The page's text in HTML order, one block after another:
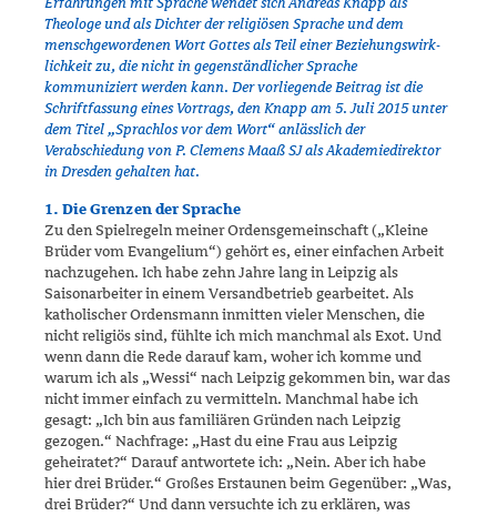
Theologe und als Dichter der religi­ösen Spra­che und dem
menschgewordenen Wort Gottes als Teil einer Bezie­hungswirk­
lichkeit zu, die nicht in gegenständlicher Sprache
kommuniziert werden kann. Der vorliegende Beitrag ist die
Schriftfassung eines Vortrags, den Knapp am 5. Juli 2015 unter
dem Titel „Sprachlos vor dem Wort“ anläss­lich der
Verabschiedung von P. Clemens Maaß SJ als Akademiedirektor
in Dresden gehalten hat.
1. Die Grenzen der Sprache
Zu den Spielregeln meiner Ordensgemeinschaft („Kleine
Brüder vom Evan­gelium“) gehört es, einer einfachen Arbeit
nachzugehen. Ich habe zehn Jahre lang in Leipzig als
Saisonarbeiter in einem Versandbetrieb gearbeitet. Als
katholischer Ordensmann inmitten vieler Menschen, die
nicht religiös sind, fühlte ich mich manchmal als Exot. Und
wenn dann die Rede darauf kam, woher ich komme und
warum ich als „Wessi“ nach Leipzig gekommen bin, war das
nicht immer einfach zu vermitteln. Manch­mal habe ich
gesagt: „Ich bin aus familiären Gründen nach Leip­zig
gezogen.“ Nachfrage: „Hast du eine Frau aus Leipzig
geheiratet?“ Darauf antwortete ich: „Nein. Aber ich habe
hier drei Brüder.“ Großes Erstaunen beim Gegenüber: „Was,
drei Brüder?“ Und dann versuchte ich zu erklären, was